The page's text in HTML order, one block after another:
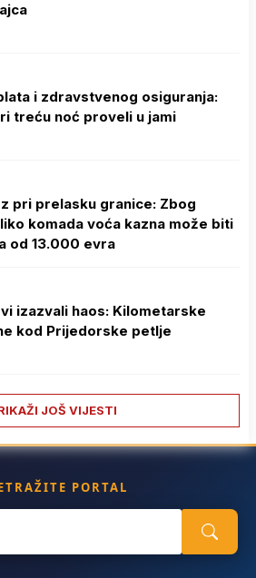
i zdravstvenog osiguranja:
treću noć proveli u jami
pri prelasku granice: Zbog
komada voća kazna može biti
od 13.000 evra
izazvali haos: Kilometarske
kod Prijedorske petlje
JOŠ VIJESTI
PORTAL